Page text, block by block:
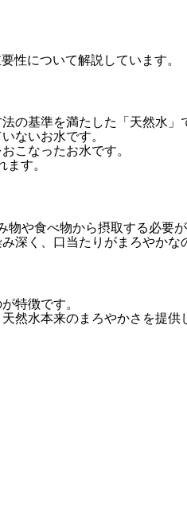
性について解説しています。
の基準を満たした「天然水」
ないお水です。
こなったお水です。
す。
や食べ物から摂取する必要が
深く、口当たりがまろやかな
特徴です。
然水本来のまろやかさを提供